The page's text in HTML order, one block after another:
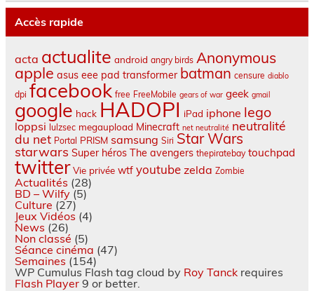
Accès rapide
acta actualite android angry birds Anonymous
apple asus eee pad transformer batman censure diablo
dpi facebook free FreeMobile gears of war geek gmail
google hack HADOPI iPad iphone lego
loppsi lulzsec megaupload Minecraft net neutralité neutralité
du net Portal PRISM samsung Siri Star Wars
starwars Super héros The avengers thepiratebay touchpad
twitter Vie privée wtf youtube zelda Zombie
Actualités (28)
BD – Wilfy(5)
Culture (27)
Jeux Vidéos (4)
News (26)
Non classé (5)
Séance cinéma (47)
Semaines (154)
WP Cumulus Flash tag cloud by Roy Tanckrequires
Flash Player9 or better.